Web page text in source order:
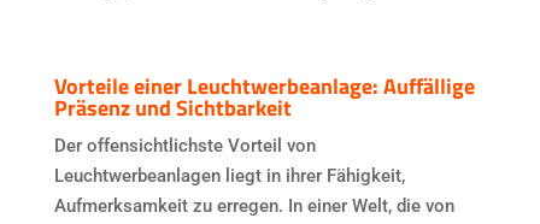
Vorteile einer Leuchtwerbeanlage: Auffällige
Präsenz und Sichtbarkeit
Der offensichtlichste Vorteil von
Leuchtwerbeanlagen liegt in ihrer Fähigkeit,
Aufmerksamkeit zu erregen. In einer Welt, die von